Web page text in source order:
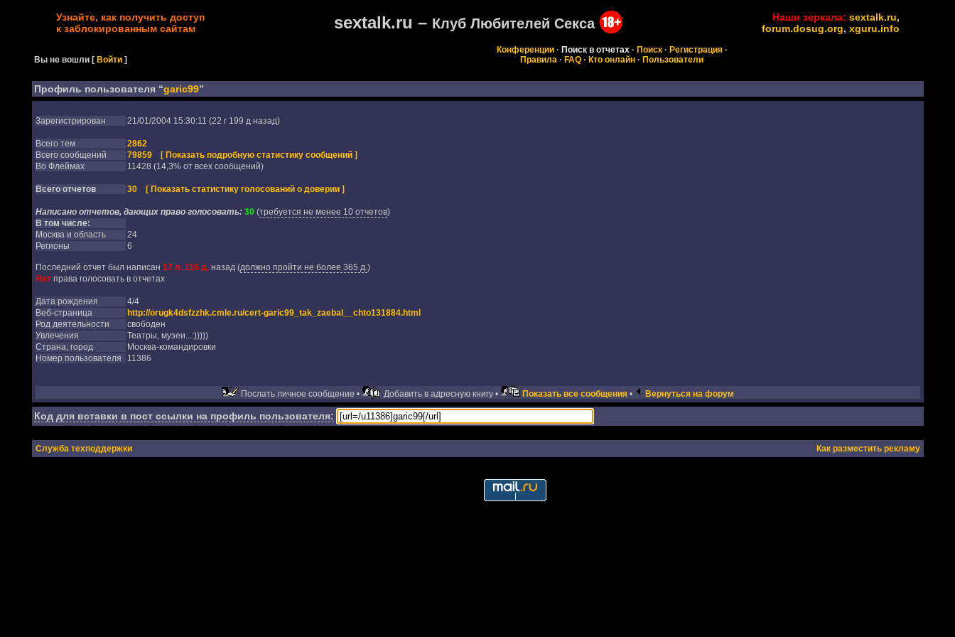
Узнайте, как получить доступ
к заблокированным сайтам
sextalk.ru – Клуб Любителей Секса Наши зеркала: sextalk.ru,
forum.dosug.org, xguru.info
Вы не вошли [Войти ]
Конференции· Поиск в отчетах· Поиск· Регистрация·
Правила · FAQ · Кто онлайн · Пользователи
Профиль пользователя “garic99”
Зарегистрирован 21/01/2004 15:30:11 (22 г 199 д назад)
Всего тем
2862
Всего сообщений
79859
[ Показать подробную статистику сообщений ]
Во Флеймах
11428 (14,3% от всех сообщений)
Всего отчетов 30 [ Показать статистику голосований о доверии ]
Написано отчетов, дающих право голосовать: 30(требуется не менее 10 отчетов)
В том числе:
Москва и область
24
Регионы
6
Последний отчет был написан 17 л. 116 д.назад(должно пройти не более 365 д.)
Нетправа голосовать в отчетах
Дата рождения
4/4
Веб-страница
http://orugk4dsfzzhk.cmle.ru/cert-garic99_tak_zaebal__chto131884.html
Род деятельности
свободен
Увлечения
Театры, музеи...:)))))
Страна, город
Москва-командировки
Номер пользователя
11386
Послать личное сообщение • Добавить в адресную книгу • Показать все сообщения• Вернуться на форум
Код для вставки в пост ссылки на профиль пользователя:
Служба техподдержки Как разместить рекламу